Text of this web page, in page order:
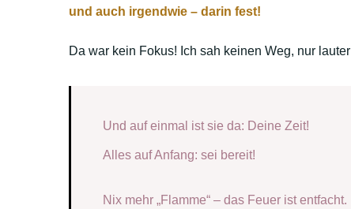
und auch irgendwie – darin fest!
Da war kein Fokus! Ich sah keinen Weg, nur
Und auf einmal ist sie da: Deine Zeit!
Alles auf Anfang: sei bereit!
Nix mehr „Flamme“ – das Feuer ist entfacht.